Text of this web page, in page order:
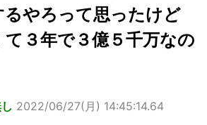
やろって思ったけど
３年で３億５千万なの
2022/06/27(月) 14:45:14.64